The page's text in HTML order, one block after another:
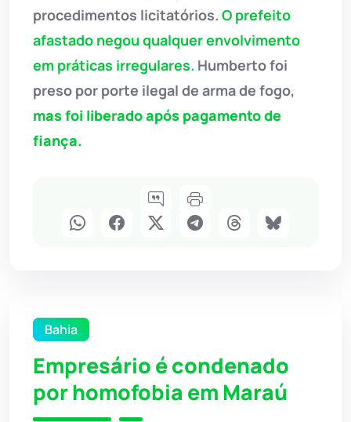
procedimentos licitatórios. O prefeito
afastado negou qualquer envolvimento
em práticas irregulares. Humbertofoi
preso por porte ilegal de arma de fogo,
mas foi liberado após pagamento de
fiança.
Bahia
Empresário é condenado
por homofobia em Maraú